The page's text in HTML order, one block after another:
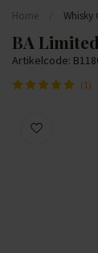
Home Whisky
BA
Artikelcode:
(1)